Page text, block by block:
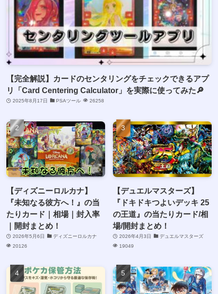
【完全解説】カードのセンタリングをチェックできるアプ
リ「Card Centering Calculator」を実際に使ってみた🔎
2025年8月17日 PSAツール 26258
【ディズニーロルカナ】
『未知なる彼方へ！』の当
たりカード｜相場｜封入率
｜開封まとめ！
2026年5月6日
ディズニーロルカナ
20126
【デュエルマスターズ】
『ドキドキつよいデッキ 25
の王道』の当たりカード/相
場/開封まとめ！
2026年4月3日
デュエルマスターズ
19049